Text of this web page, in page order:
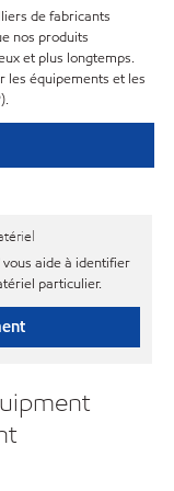
de fabricants
nos produits
et plus longtemps.
les équipements et les
aide à identifier
particulier.